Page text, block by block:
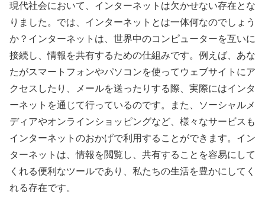
現代社会において、インターネットは欠かせない存在とな
りました。では、インターネットとは一体何なのでしょう
か？インターネットは、世界中のコンピューターを互いに
接続し、情報を共有するための仕組みです。例えば、あな
たがスマートフォンやパソコンを使ってウェブサイトにア
クセスしたり、メールを送ったりする際、実際にはインタ
ーネットを通じて行っているのです。また、ソーシャルメ
ディアやオンラインショッピングなど、様々なサービスも
インターネットのおかげで利用することができます。イン
ターネットは、情報を閲覧し、共有することを容易にして
くれる便利なツールであり、私たちの生活を豊かにしてく
れる存在です。